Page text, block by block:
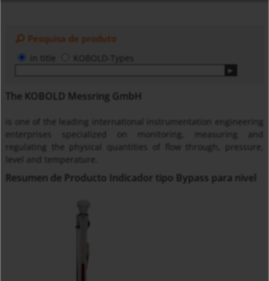
Pesquisa de produto
KOBOLD-Types
The KOBOLD Messring GmbH
is one of the leading international instrumentation engineering
enterprises specialized on monitoring, measuring and
regulating the physical quantities of flow through, pressure,
level and temperature.
Resumen de Producto Indicador tipo Bypass para nivel